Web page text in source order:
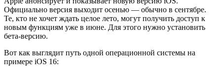
Официально версия выходит осенью — обычно в сентябре.
Те, кто не хочет ждать целое лето, могут получить доступ к
новым функциям уже в июне. Для этого нужно установить
бета-версию.
Вот как выглядит путь одной операционной системы на
примере iOS 16: